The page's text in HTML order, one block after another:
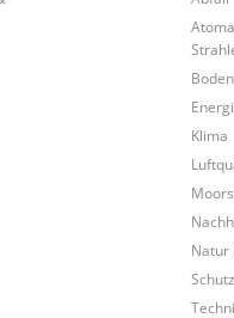
Boden
Klima
Natur